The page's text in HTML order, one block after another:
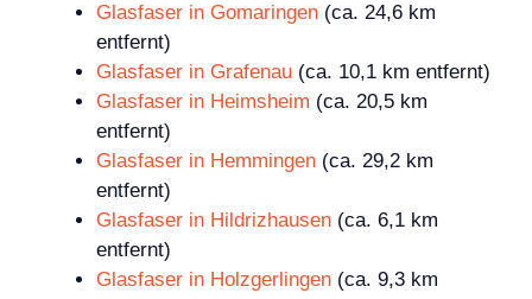
Glasfaser in Gomaringen (ca. 24,6 km
entfernt)
Glasfaser in Grafenau (ca. 10,1 km entfernt)
Glasfaser in Heimsheim (ca. 20,5 km
entfernt)
Glasfaser in Hemmingen (ca. 29,2 km
entfernt)
Glasfaser in Hildrizhausen (ca. 6,1 km
entfernt)
Glasfaser in Holzgerlingen (ca. 9,3 km